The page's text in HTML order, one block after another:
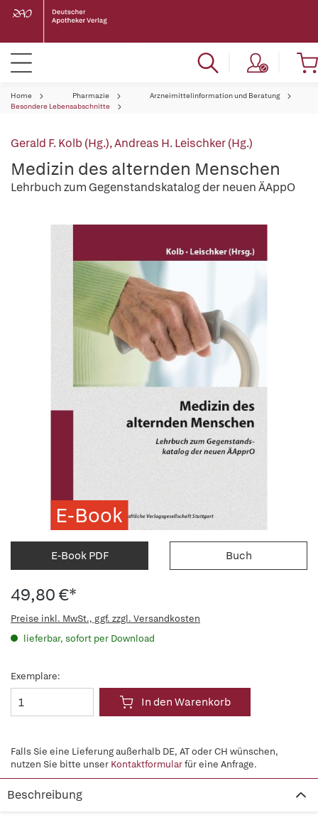
Home Pharmazie
Arzneimittelinformation und Beratung
Besondere Lebensabschnitte
Gerald F. Kolb (Hg.),Andreas H. Leischker (Hg.)
Medizin des alternden Menschen
Lehrbuch zum Gegenstandskatalog der neuen ÄAppO
E-Book
E-Book PDF Buch
49,80 €*
Preise inkl. MwSt., ggf. zzgl. Versandkosten
lieferbar, sofort per Download
Exemplare:
In den Warenkorb
Falls Sie eine Lieferung außerhalb DE, AT oder CH wünschen,
nutzen Sie bitte unser Kontaktformularfür eine Anfrage.
Beschreibung